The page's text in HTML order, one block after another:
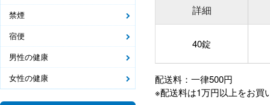
禁煙
宿便
男性の健康
女性の健康
詳細
40錠
配送料：一律500円
※配送料は1万円以上をお買